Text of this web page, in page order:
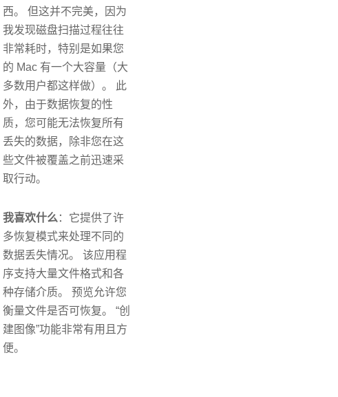
西。 但这并不完美，因为
我发现磁盘扫描过程往往
非常耗时，特别是如果您
的 Mac 有一个大容量（大
多数用户都这样做）。 此
外，由于数据恢复的性
质，您可能无法恢复所有
丢失的数据，除非您在这
些文件被覆盖之前迅速采
取行动。
我喜欢什么 ：它提供了许
多恢复模式来处理不同的
数据丢失情况。 ​该应用程
序支持大量文件格式和各
种存储介质。 预览允许您
衡量文件是否可恢复。 “创
建图像”功能非常有用且方
便。